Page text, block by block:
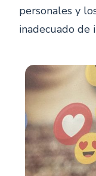
personales y
inadecuado de